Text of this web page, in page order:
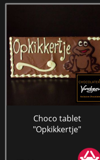
Choco tablet
"Opkikkertje"